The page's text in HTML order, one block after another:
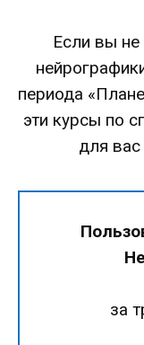
Если вы не
периода
эти курсы по
для
за